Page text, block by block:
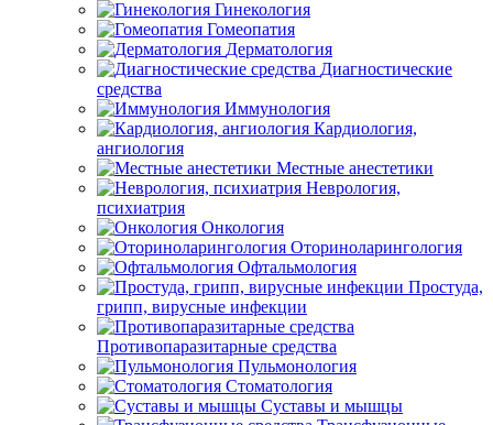
Гинекология
Гомеопатия
Дерматология
Диагностические
средства
Иммунология
Кардиология,
ангиология
Местные анестетики
Неврология,
психиатрия
Онкология
Оториноларингология
Офтальмология
Простуда,
грипп, вирусные инфекции
Противопаразитарные средства
Пульмонология
Стоматология
Суставы и мышцы